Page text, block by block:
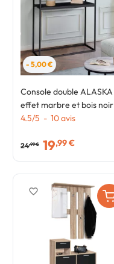
- 5,00 €
Console double ALASKA
effet marbre et bois noir
pied métal
4.5/5 - 10avis
24,99 € 19,99 €
favorite_border